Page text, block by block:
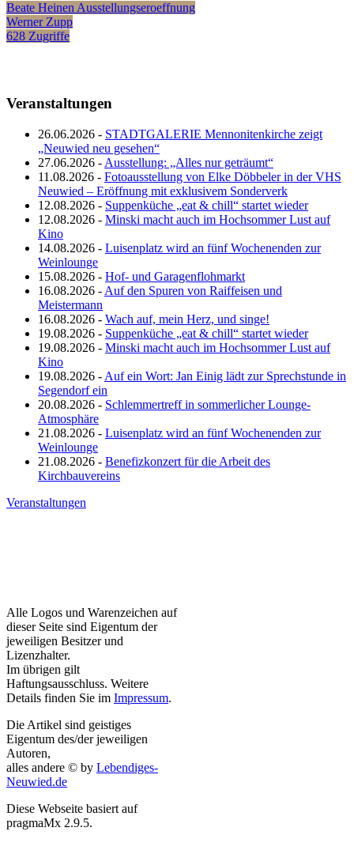
Beate Heinen Ausstellungseroeffnung
Werner Zupp
628 Zugriffe
Veranstaltungen
26.06.2026 - STADTGALERIE Mennonitenkirche zeigt
„Neuwied neu gesehen“
27.06.2026 - Ausstellung: „Alles nur geträumt“
11.08.2026 - Fotoausstellung von Elke Döbbeler in der VHS
Neuwied – Eröffnung mit exklusivem Sonderverk
12.08.2026 - Suppenküche „eat & chill“ startet wieder
12.08.2026 - Minski macht auch im Hochsommer Lust auf
Kino
14.08.2026 - Luisenplatz wird an fünf Wochenenden zur
Weinlounge
15.08.2026 - Hof- und Garagenflohmarkt
16.08.2026 - Auf den Spuren von Raiffeisen und
Meistermann
16.08.2026 - Wach auf, mein Herz, und singe!
19.08.2026 - Suppenküche „eat & chill“ startet wieder
19.08.2026 - Minski macht auch im Hochsommer Lust auf
Kino
19.08.2026 - Auf ein Wort: Jan Einig lädt zur Sprechstunde in
Segendorf ein
20.08.2026 - Schlemmertreff in sommerlicher Lounge-
Atmosphäre
21.08.2026 - Luisenplatz wird an fünf Wochenenden zur
Weinlounge
21.08.2026 - Benefizkonzert für die Arbeit des
Kirchbauvereins
Veranstaltungen
Alle Logos und Warenzeichen auf
dieser Seite sind Eigentum der
jeweiligen Besitzer und
Lizenzhalter.
Im übrigen gilt
Haftungsausschluss. Weitere
Details finden Sie im Impressum.
Die Artikel sind geistiges
Eigentum des/der jeweiligen
Autoren,
alles andere © by Lebendiges-
Neuwied.de
Diese Webseite basiert auf
pragmaMx 2.9.5.